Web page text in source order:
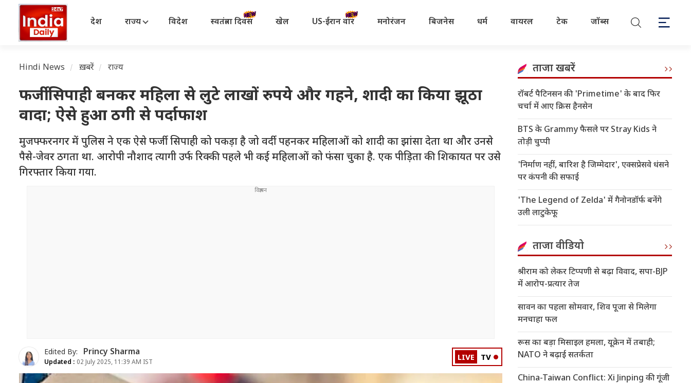
देश राज्य विदेश स्वतंत्रता दिवस खेल US-ईरान वॉर मनोरंजन बिजनेस धर्म वायरल टेक जॉब्स
Hindi News ख़बरें राज्य
फर्जी सिपाही बनकर महिला से लुटे लाखों रुपये और गहने, शादी का किया झूठा
वादा; ऐसे हुआ ठगी से पर्दाफाश
मुजफ्फरनगर में पुलिस ने एक ऐसे फर्जी सिपाही को पकड़ा है जो वर्दी पहनकर महिलाओं को शादी का झांसा देता था और उनसे
पैसे-जेवर ठगता था. आरोपी नौशाद त्यागी उर्फ रिक्की पहले भी कई महिलाओं को फंसा चुका है. एक पीड़िता की शिकायत पर उसे
गिरफ्तार किया गया.
Edited By: Princy Sharma
Updated : 02 July 2025, 11:39 AM IST LIVE TV
ताजा खबरें
रॉबर्ट पैटिनसन की 'Primetime' के बाद फिर
चर्चा में आए क्रिस हैनसेन
BTS के Grammy फैसले पर Stray Kids ने
तोड़ी चुप्पी
'निर्माण नहीं, बारिश है जिम्मेदार', एक्सप्रेसवे धंसने
पर कंपनी की सफाई
'The Legend of Zelda' में गैनोनडॉर्फ बनेंगे
उली लाटुकेफू
ताजा वीडियो
श्रीराम को लेकर टिप्पणी से बढ़ा विवाद, सपा-BJP
में आरोप-प्रत्यार तेज
सावन का पहला सोमवार, शिव पूजा से मिलेगा
मनचाहा फल
रूस का बड़ा मिसाइल हमला, यूक्रेन में तबाही;
NATO ने बढ़ाई सतर्कता
China-Taiwan Conflict: Xi Jinping की गूंजी